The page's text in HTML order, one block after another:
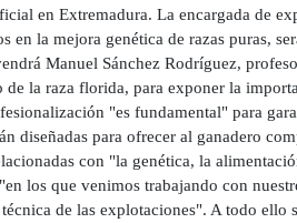
en Extremadura. La encargada de
en la mejora genética de razas puras,
Manuel Sánchez Rodríguez,
la raza florida, para exponer la
"es fundamental" para
diseñadas para ofrecer al ganadero
con "la genética, la
los que venimos trabajando con
de las explotaciones". A todo ello